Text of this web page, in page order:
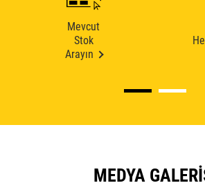
Mevcut
Stok
Arayın
MEDYA